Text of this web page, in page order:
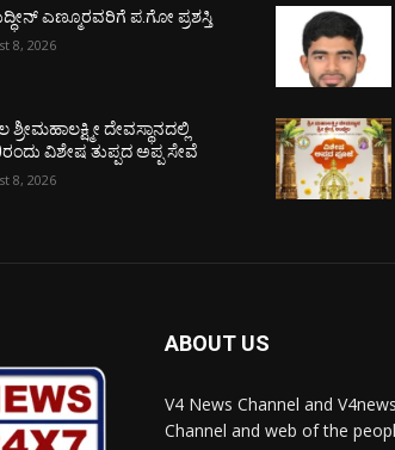
ಎಣ್ಮೂರವರಿಗೆ ಪ.ಗೋ ಪ್ರಶಸ್ತಿ
8, 2026
ಶ್ರೀಮಹಾಲಕ್ಷ್ಮೀ ದೇವಸ್ಥಾನದಲ್ಲಿ
ವಿಶೇಷ ತುಪ್ಪದ ಅಪ್ಪ ಸೇವೆ
8, 2026
ABOUT US
V4 News Channel and
Channel and web of the